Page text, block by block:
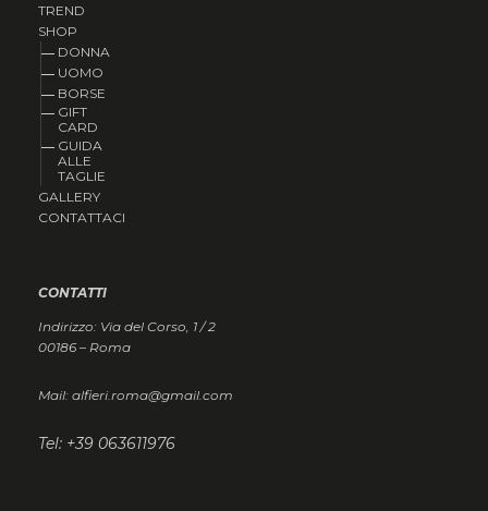
TREND
SHOP
DONNA
UOMO
BORSE
GIFT
CARD
GUIDA
ALLE
TAGLIE
GALLERY
CONTATTACI
CONTATTI
Indirizzo: Via del Corso, 1 / 2
00186 – Roma
Mail: alfieri.roma@gmail.com
Tel: +39 063611976